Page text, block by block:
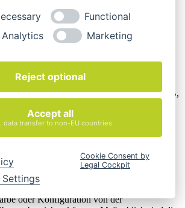
online ausschließlich an Unternehmer
richten sich nur an Unternehmer,§14 BGB,
die bei Abschluss eines
in Ausübung ihrer gewerblichen oder
Tätigkeit handeln. Wir schließen
der Artikel zeigen Beispiele, die in der
oder Konfiguration von der
Functional
Analytics
Marketing
Reject optional
Accept all
data transfer to non-EU countries
Settings
Cookie Consent by
Legal Cockpit